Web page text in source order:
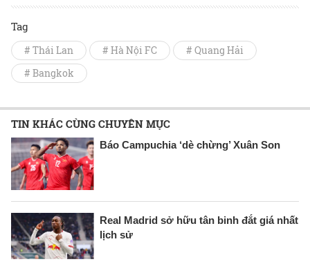
Tag
# Thái Lan # Hà Nội FC
# Quang Hải
# Bangkok
TIN KHÁC CÙNG CHUYÊN MỤC
Báo Campuchia ‘dè chừng’ Xuân Son
Real Madrid sở hữu tân binh đắt giá nhất
lịch sử